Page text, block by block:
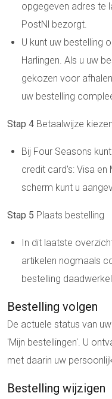
opgegeven adres te
PostNl bezorgt.
U kunt uw bestelling
Harlingen. Als u uw
gekozen voor
uw bestelling
Stap 4 Betaalwijze kiezen
Bij Four Seasons
credit card's: Visa en
scherm kunt u
Stap 5 Plaats bestelling
In dit laatste
artikelen nogmaals
bestelling
Bestelling volgen
De actuele status van
'Mijn bestellingen'. U
met daarin uw
Bestelling wijzigen